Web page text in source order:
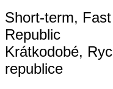
Short-term,
Republic
Krátkodobé,
republice